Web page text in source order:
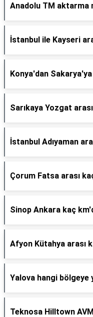
Anadolu TM aktarma
İstanbul ile Kayseri
Konya'dan
Sarıkaya Yozgat
İstanbul Adıyaman
Çorum Fatsa arası
Sinop Ankara kaç
Afyon Kütahya arası
Yalova hangi bölgeye
Teknosa Hilltown